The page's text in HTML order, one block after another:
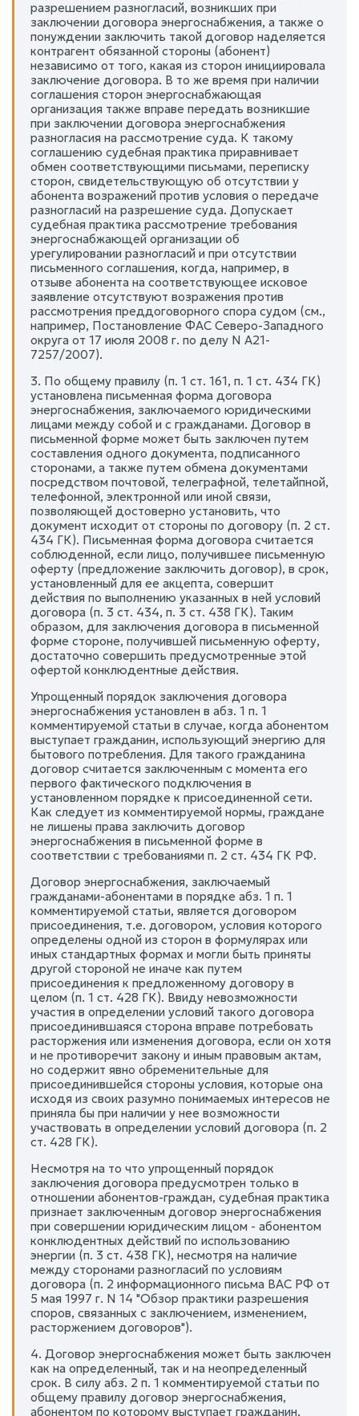
разрешением разногласий, возникших при
заключении договора энергоснабжения, а также о
понуждении заключить такой договор наделяется
контрагент обязанной стороны (абонент)
независимо от того, какая из сторон инициировала
заключение договора. В то же время при наличии
соглашения сторон энергоснабжающая
организация также вправе передать возникшие
при заключении договора энергоснабжения
разногласия на рассмотрение суда. К такому
соглашению судебная практика приравнивает
обмен соответствующими письмами, переписку
сторон, свидетельствующую об отсутствии у
абонента возражений против условия о передаче
разногласий на разрешение суда. Допускает
судебная практика рассмотрение требования
энергоснабжающей организации об
урегулировании разногласий и при отсутствии
письменного соглашения, когда, например, в
отзыве абонента на соответствующее исковое
заявление отсутствуют возражения против
рассмотрения преддоговорного спора судом (см.,
например, Постановление ФАС Северо-Западного
округа от 17 июля 2008 г. по делу N А21-
7257/2007).
3. По общему правилу (п. 1 ст. 161, п. 1 ст. 434 ГК)
установлена письменная форма договора
энергоснабжения, заключаемого юридическими
лицами между собой и с гражданами. Договор в
письменной форме может быть заключен путем
составления одного документа, подписанного
сторонами, а также путем обмена документами
посредством почтовой, телеграфной, телетайпной,
телефонной, электронной или иной связи,
позволяющей достоверно установить, что
документ исходит от стороны по договору (п. 2 ст.
434 ГК). Письменная форма договора считается
соблюденной, если лицо, получившее письменную
оферту (предложение заключить договор), в срок,
установленный для ее акцепта, совершит
действия по выполнению указанных в ней условий
договора (п. 3 ст. 434, п. 3 ст. 438 ГК). Таким
образом, для заключения договора в письменной
форме стороне, получившей письменную оферту,
достаточно совершить предусмотренные этой
офертой конклюдентные действия.
Упрощенный порядок заключения договора
энергоснабжения установлен в абз. 1 п. 1
комментируемой статьи в случае, когда абонентом
выступает гражданин, использующий энергию для
бытового потребления. Для такого гражданина
договор считается заключенным с момента его
первого фактического подключения в
установленном порядке к присоединенной сети.
Как следует из комментируемой нормы, граждане
не лишены права заключить договор
энергоснабжения в письменной форме в
соответствии с требованиями п. 2 ст. 434 ГК РФ.
Договор энергоснабжения, заключаемый
гражданами-абонентами в порядке абз. 1 п. 1
комментируемой статьи, является договором
присоединения, т.е. договором, условия которого
определены одной из сторон в формулярах или
иных стандартных формах и могли быть приняты
другой стороной не иначе как путем
присоединения к предложенному договору в
целом (п. 1 ст. 428 ГК). Ввиду невозможности
участия в определении условий такого договора
присоединившаяся сторона вправе потребовать
расторжения или изменения договора, если он хотя
и не противоречит закону и иным правовым актам,
но содержит явно обременительные для
присоединившейся стороны условия, которые она
исходя из своих разумно понимаемых интересов не
приняла бы при наличии у нее возможности
участвовать в определении условий договора (п. 2
ст. 428 ГК).
Несмотря на то что упрощенный порядок
заключения договора предусмотрен только в
отношении абонентов-граждан, судебная практика
признает заключенным договор энергоснабжения
при совершении юридическим лицом - абонентом
конклюдентных действий по использованию
энергии (п. 3 ст. 438 ГК), несмотря на наличие
между сторонами разногласий по условиям
договора (п. 2 информационного письма ВАС РФ от
5 мая 1997 г. N 14 "Обзор практики разрешения
споров, связанных с заключением, изменением,
расторжением договоров").
4. Договор энергоснабжения может быть заключен
как на определенный, так и на неопределенный
срок. В силу абз. 2 п. 1 комментируемой статьи по
общему правилу договор энергоснабжения,
абонентом по которому выступает гражданин,